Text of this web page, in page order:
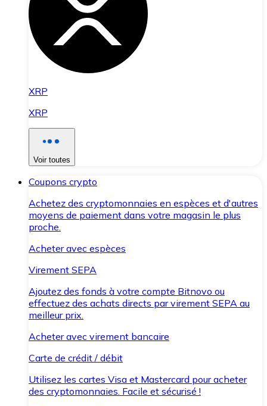
XRP
XRP
Voir toutes
Coupons crypto
Achetez des cryptomonnaies en espèces et d'autres
moyens de paiement dans votre magasin le plus
proche.
Acheter avec espèces
Virement SEPA
Ajoutez des fonds à votre compte Bitnovo ou
effectuez des achats directs par virement SEPA au
meilleur prix.
Acheter avec virement bancaire
Carte de crédit / débit
Utilisez les cartes Visa et Mastercard pour acheter
des cryptomonnaies. Facile et sécurisé !